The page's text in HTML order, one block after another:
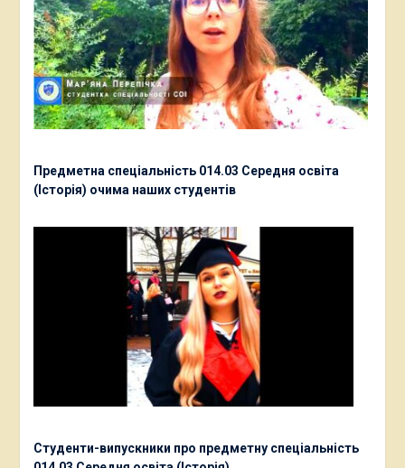
Предметна спеціальність 014.03 Середня освіта
(Історія) очима наших студентів
Студенти-випускники про предметну спеціальність